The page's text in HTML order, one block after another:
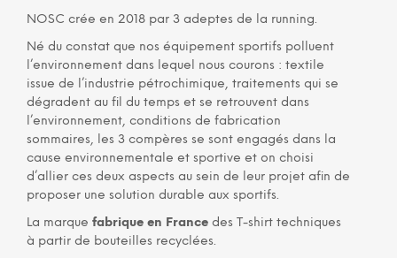
NOSC crée en 2018 par 3 adeptes de la running.
Né du constat que nos équipement sportifs polluent
l’environnement dans lequel nous courons : textile
issue de l’industrie pétrochimique, traitements qui se
dégradent au fil du temps et se retrouvent dans
l’environnement, conditions de fabrication
sommaires, les 3 compères se sont engagés dans la
cause environnementale et sportive et on choisi
d’allier ces deux aspects au sein de leur projet afin de
proposer une solution durable aux sportifs.
La marque fabrique en France des T-shirt techniques
à partir de bouteilles recyclées.